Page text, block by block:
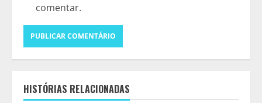
comentar.
HISTÓRIAS RELACIONADAS